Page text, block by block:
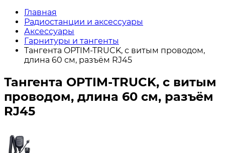
Главная
Радиостанции и аксессуары
Аксессуары
Гарнитуры и тангенты
Тангента OPTIM-TRUCK, с витым проводом,
длина 60 см, разъём RJ45
Тангента OPTIM-TRUCK, с витым
проводом, длина 60 см, разъём
RJ45